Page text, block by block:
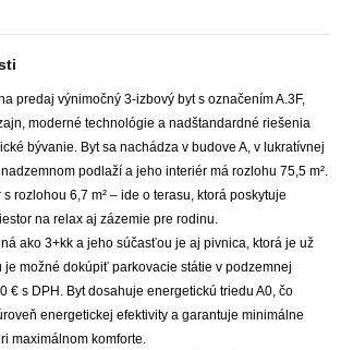
predaj výnimočný 3-izbový byt s označením A.3F,
moderné technológie a nadštandardné riešenia
bývanie. Byt sa nachádza v budove A, v lukratívnej
podlaží a jeho interiér má rozlohu 75,5 m².
rozlohou 6,7 m² – ide o terasu, ktorá poskytuje
na relax aj zázemie pre rodinu.
ako 3+kk a jeho súčasťou je aj pivnica, ktorá je už
je možné dokúpiť parkovacie státie v podzemnej
€ s DPH. Byt dosahuje energetickú triedu A0, čo
energetickej efektivity a garantuje minimálne
maximálnom komforte.